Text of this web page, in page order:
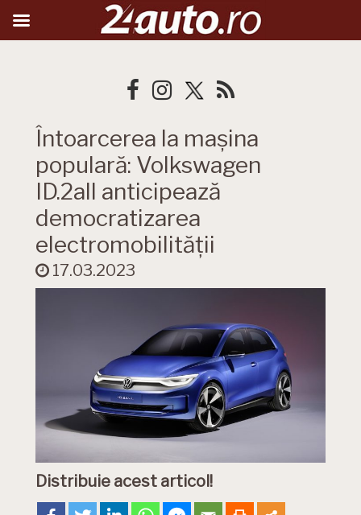
Întoarcerea la mașina
populară: Volkswagen
ID.2all anticipează
democratizarea
electromobilității
17.03.2023
Distribuie acest articol!